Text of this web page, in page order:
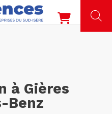
à Gières
Benz